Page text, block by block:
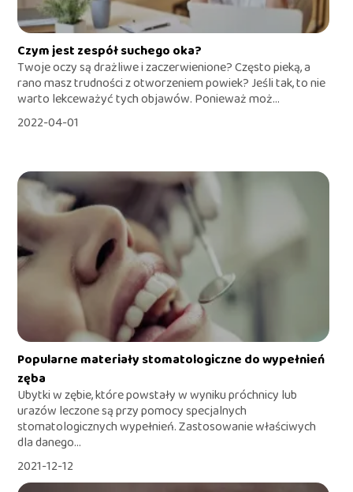
Czym jest zespół suchego oka?
Twoje oczy są drażliwe i zaczerwienione? Często pieką, a
rano masz trudności z otworzeniem powiek? Jeśli tak, to nie
warto lekceważyć tych objawów. Ponieważ moż...
2022-04-01
Popularne materiały stomatologiczne do wypełnień
zęba
Ubytki w zębie, które powstały w wyniku próchnicy lub
urazów leczone są przy pomocy specjalnych
stomatologicznych wypełnień. Zastosowanie właściwych
dla danego...
2021-12-12